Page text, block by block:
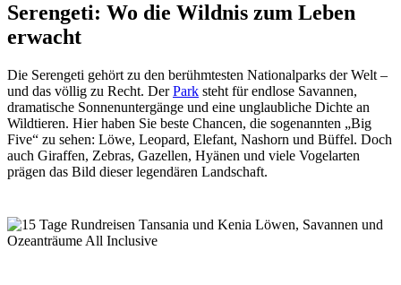
Serengeti: Wo die Wildnis zum Leben
erwacht
Die Serengeti gehört zu den berühmtesten Nationalparks der Welt –
und das völlig zu Recht. DerPark steht für endlose Savannen,
dramatische Sonnenuntergänge und eine unglaubliche Dichte an
Wildtieren. Hier haben Sie beste Chancen, die sogenannten „Big
Five“ zu sehen: Löwe, Leopard, Elefant, Nashorn und Büffel. Doch
auch Giraffen, Zebras, Gazellen, Hyänen und viele Vogelarten
prägen das Bild dieser legendären Landschaft.